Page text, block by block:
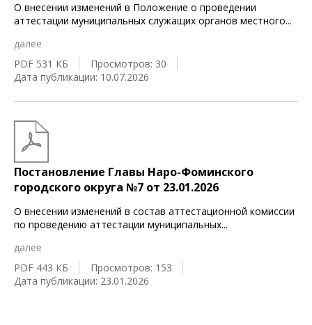
О внесении изменений в Положение о проведении
аттестации муниципальных служащих органов местного...
далее
PDF 531 КБ
Просмотров: 30
Дата публикации: 10.07.2026
Постановление Главы Наро-Фоминского
городского округа №7 от 23.01.2026
О внесении изменений в состав аттестационной комиссии
по проведению аттестации муниципальных...
далее
PDF 443 КБ
Просмотров: 153
Дата публикации: 23.01.2026